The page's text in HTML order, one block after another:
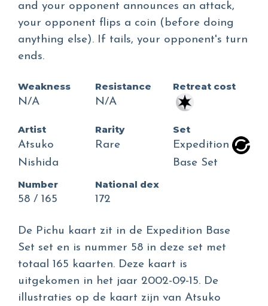
and your opponent announces an attack,
your opponent flips a coin (before doing
anything else). If tails, your opponent's turn
ends.
Weakness
N/A
Resistance
N/A
Retreat cost
Artist
Atsuko
Nishida
Rarity
Rare
Set
Expedition
Base Set
Number
58 / 165
National dex
172
De Pichu kaart zit in de Expedition Base
Set set en is nummer 58 in deze set met
totaal 165 kaarten. Deze kaart is
uitgekomen in het jaar 2002-09-15. De
illustraties op de kaart zijn van Atsuko